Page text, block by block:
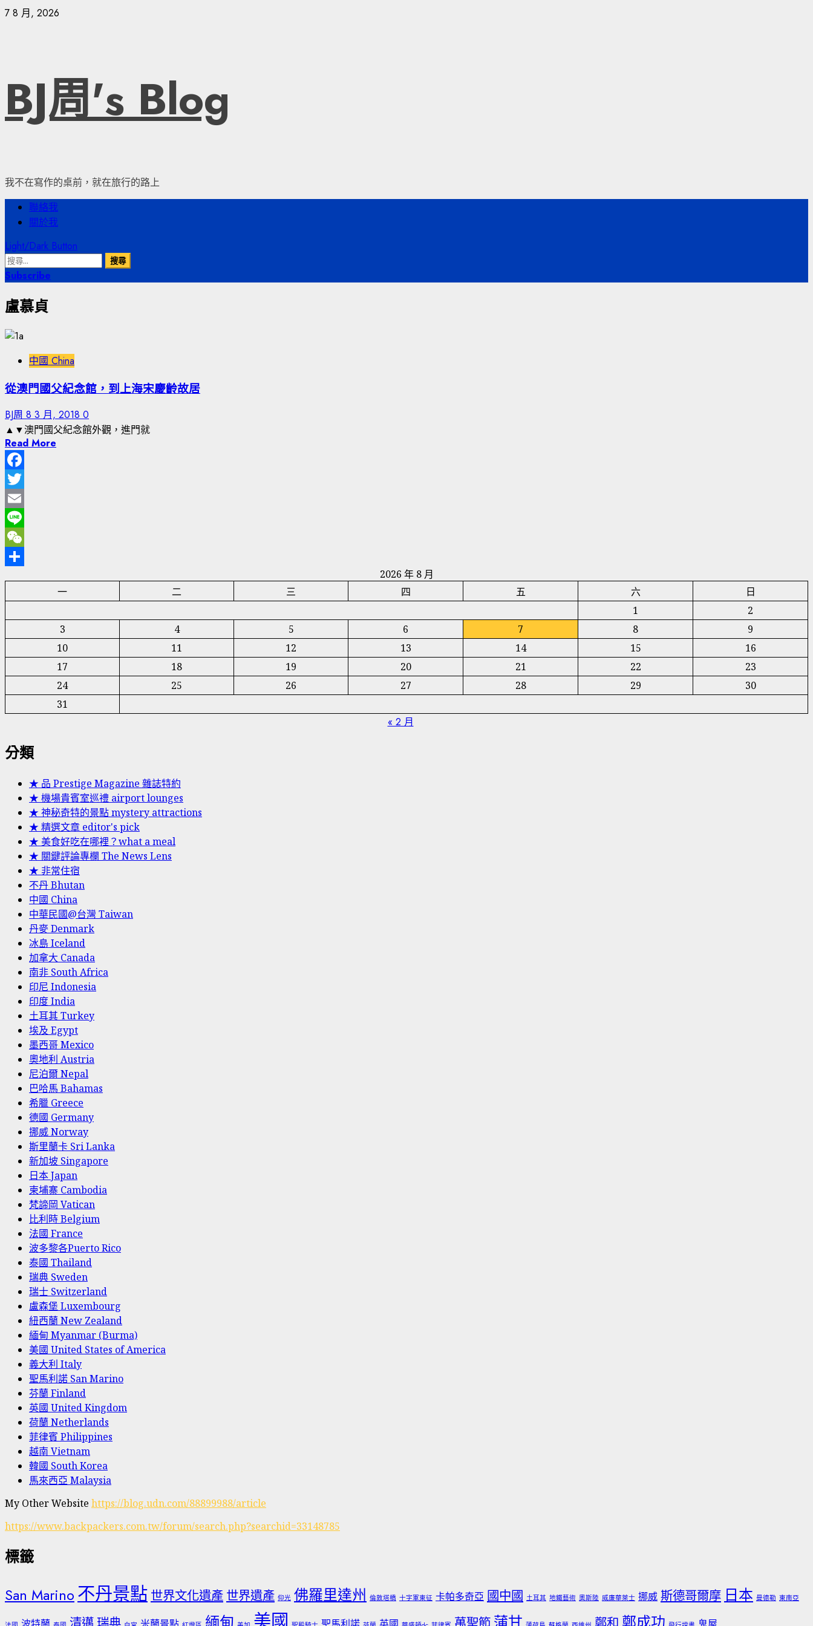
Skip
7 8 月, 2026
BJ周's Blog
我不在寫作的桌前，就在旅行的路上
Primary
Menu
聯絡我
關於我
Light/Dark Button
搜
尋
鍵
Subscribe
盧慕貞
中國 China
從澳門國父紀念館，到上海宋慶齡故居
BJ周 8 3 月, 2018 0
▲▼澳門國父紀念館外觀，進門就
Read More
Facebook
Twitter
Email
Line
WeChat
2026 年 8 月
一
二 三 四 五 六
日
1
2
3
4 5 6 7 8
9
10
11 12 13 14 15
16
17
18 19 20 21 22
23
24
25 26 27 28 29
30
31
« 2 月
分類
★ 品 Prestige Magazine 雜誌特約
★ 機場貴賓室巡禮 airport lounges
★ 神秘奇特的景點 mystery attractions
★ 精選文章 editor's pick
★ 美食好吃在哪裡？what a meal
★ 關鍵評論專欄 The News Lens
★ 非常住宿
不丹 Bhutan
中國 China
中華民國@台灣 Taiwan
丹麥 Denmark
冰島 Iceland
加拿大 Canada
南非 South Africa
印尼 Indonesia
印度 India
土耳其 Turkey
埃及 Egypt
墨西哥 Mexico
奧地利 Austria
尼泊爾 Nepal
巴哈馬 Bahamas
希臘 Greece
德國 Germany
挪威 Norway
斯里蘭卡 Sri Lanka
新加坡 Singapore
日本 Japan
柬埔寨 Cambodia
梵諦岡 Vatican
比利時 Belgium
法國 France
波多黎各Puerto Rico
泰國 Thailand
瑞典 Sweden
瑞士 Switzerland
盧森堡 Luxembourg
紐西蘭 New Zealand
緬甸 Myanmar (Burma)
美國 United States of America
義大利 Italy
聖馬利諾 San Marino
芬蘭 Finland
英國 United Kingdom
荷蘭 Netherlands
菲律賓 Philippines
越南 Vietnam
韓國 South Korea
馬來西亞 Malaysia
My Other Website https://blog.udn.com/88899988/article
https://www.backpackers.com.tw/forum/search.php?searchid=33148785
標籤
San Marino 不丹景點 世界文化遺產 世界遺產 仰光 佛羅里達州 倫敦塔橋 十字軍東征 卡帕多奇亞 國中國 土耳其 地鐵藝術 奧斯陸 威廉華萊士 挪威 斯德哥爾摩 日本 曼德勒 東南亞